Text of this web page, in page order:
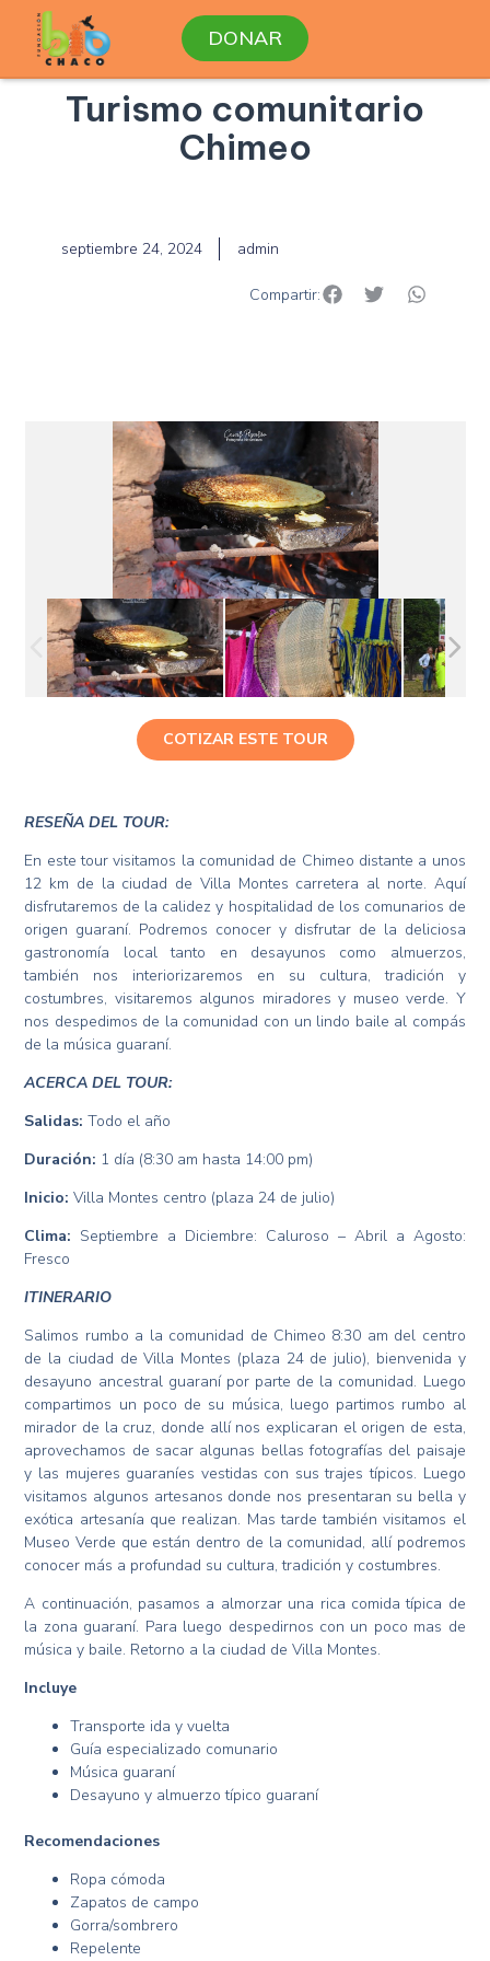
contenido
DONAR
comunitario
Turismo comunitario
Chimeo
septiembre 24, 2024 admin
Compartir:
COTIZAR ESTE TOUR
RESEÑA DEL TOUR:
En este tour visitamos la comunidad de Chimeo distante a unos
12 km de la ciudad de Villa Montes carretera al norte. Aquí
disfrutaremos de la calidez y hospitalidad de los comunarios de
origen guaraní. Podremos conocer y disfrutar de la deliciosa
gastronomía local tanto en desayunos como almuerzos,
también nos interiorizaremos en su cultura, tradición y
costumbres, visitaremos algunos miradores y museo verde. Y
nos despedimos de la comunidad con un lindo baile al compás
de la música guaraní.
ACERCA DEL TOUR:
Salidas: Todo el año
Duración: 1 día (8:30 am hasta 14:00 pm)
Inicio: Villa Montes centro (plaza 24 de julio)
Clima: Septiembre a Diciembre: Caluroso – Abril a Agosto:
Fresco
ITINERARIO
Salimos rumbo a la comunidad de Chimeo 8:30 am del centro
de la ciudad de Villa Montes (plaza 24 de julio), bienvenida y
desayuno ancestral guaraní por parte de la comunidad. Luego
compartimos un poco de su música, luego partimos rumbo al
mirador de la cruz, donde allí nos explicaran el origen de esta,
aprovechamos de sacar algunas bellas fotografías del paisaje
y las mujeres guaraníes vestidas con sus trajes típicos. Luego
visitamos algunos artesanos donde nos presentaran su bella y
exótica artesanía que realizan. Mas tarde también visitamos el
Museo Verde que están dentro de la comunidad, allí podremos
conocer más a profundad su cultura, tradición y costumbres.
A continuación, pasamos a almorzar una rica comida típica de
la zona guaraní. Para luego despedirnos con un poco mas de
música y baile. Retorno a la ciudad de Villa Montes.
Incluye
Transporte ida y vuelta
Guía especializado comunario
Música guaraní
Desayuno y almuerzo típico guaraní
Recomendaciones
Ropa cómoda
Zapatos de campo
Gorra/sombrero
Repelente